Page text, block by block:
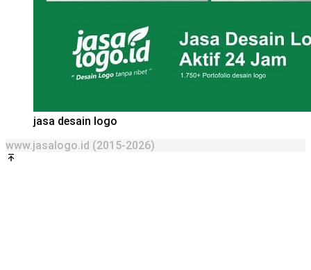
jasa desain logo
www.jasalogo.id (2015-2026)